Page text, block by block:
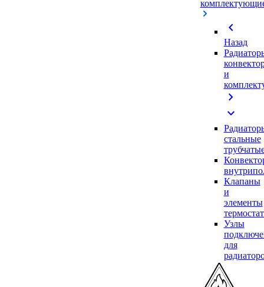
chevron_left
Назад
и
chevron_right
expand_more
стальные
Клапаны
и
элементы
Узлы
для